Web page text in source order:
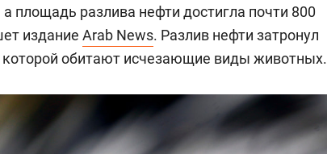
площадь разлива нефти достигла почти 800
издание Arab News. Разлив нефти затронул
обитают исчезающие виды животных.